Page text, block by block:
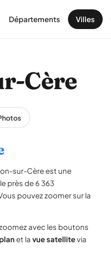
Départements Villes
Cère
sur-Cère est une
près de 6 363
pouvez zoomer sur la
avec les boutons
et la vue satellitevia